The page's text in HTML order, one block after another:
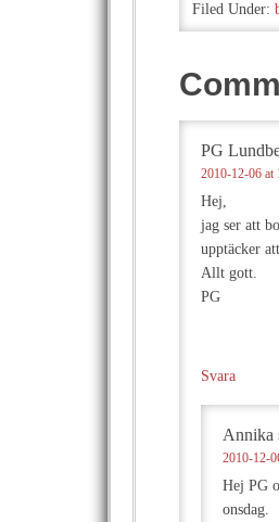
Filed Under:
PG
2010-12-06 at
Hej,
jag ser att
upptäcker
Allt gott.
PG
Svara
Annika
2010-12-
Hej PG
onsdag.